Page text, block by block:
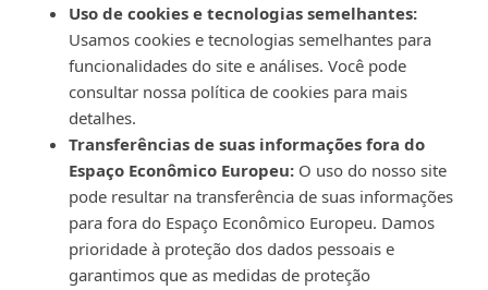
Uso de cookies e tecnologias semelhantes:
Usamos cookies e tecnologias semelhantes para
funcionalidades do site e análises. Você pode
consultar nossa política de cookies para mais
detalhes.
Transferências de suas informações fora do
Espaço Econômico Europeu:O uso do nosso site
pode resultar na transferência de suas informações
para fora do Espaço Econômico Europeu. Damos
prioridade à proteção dos dados pessoais e
garantimos que as medidas de proteção